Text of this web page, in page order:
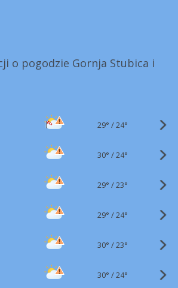
o pogodzie Gornja Stubica i
29° /24°
30° /24°
29° /23°
29° /24°
30° /23°
30° /24°